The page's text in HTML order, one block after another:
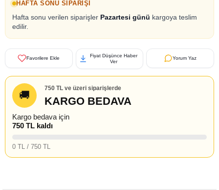
HAFTA SONU SIPARIŞI
Hafta sonu verilen siparişler Pazartesi günü kargoya teslim
edilir.
Favorilere Ekle
Fiyat Düşünce Haber
Ver
Yorum Yaz
🚚
750 TL ve üzeri siparişlerde
KARGO BEDAVA
Kargo bedava için
750 TL kaldı
0 TL / 750 TL